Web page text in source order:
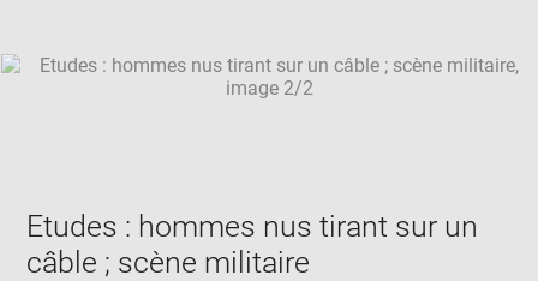
Etudes : hommes nus tirant sur un
câble ; scène militaire